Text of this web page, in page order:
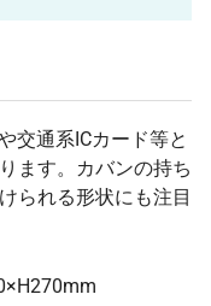
交通系ICカード等と
ます。カバンの持ち
られる形状にも注目